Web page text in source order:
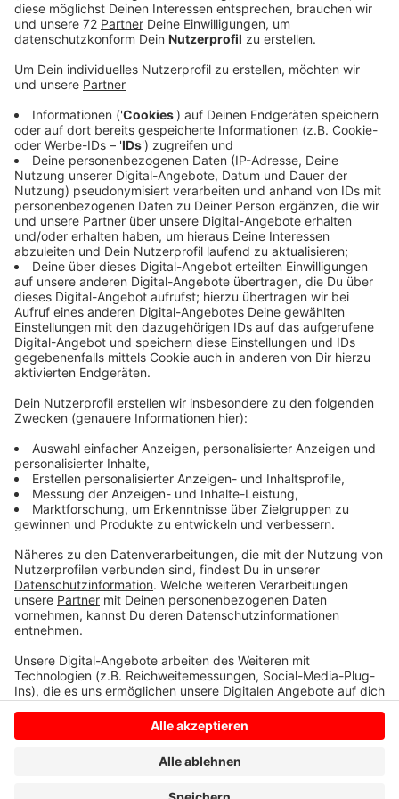
Kirmes in Herbern fällt weg. Schon vor der Pandemie
auch weniger Schausteller. Die, die noch da waren,
hielten bisher immer dran fest. Auch die Gemeinde hat
ja versucht die Kirmes wieder attraktiver zu machen.
Vor ein paar Jahren gab's extra einen karibischen
Biergarten, Live-Musik und ein Piratenfest, hat leider
nichts genützt. Die wenigen Kirmesbesucher sind für
die Schausteller jetzt aber ein Problem. Nach der
Corona-Zwangspause müssen sie Geld verdienen und
deswegen Standorte wählen, wo viel los ist. Zeitgleich
mit der Benediktus-Kirmes wäre in diesem Jahr auch
der Send in Münster und der würde mit Sicherheit viele
Kirmesbesucher und auch Schausteller von Herbern
weglocken. Immerhin die gute Nachricht: Die St. Anna-
Kirmes in Davensberg und die Jakobi-Kirmes in
Ascheberg sollen weiter wie gewohnt stattfinden.
Anzeige
Anzeige